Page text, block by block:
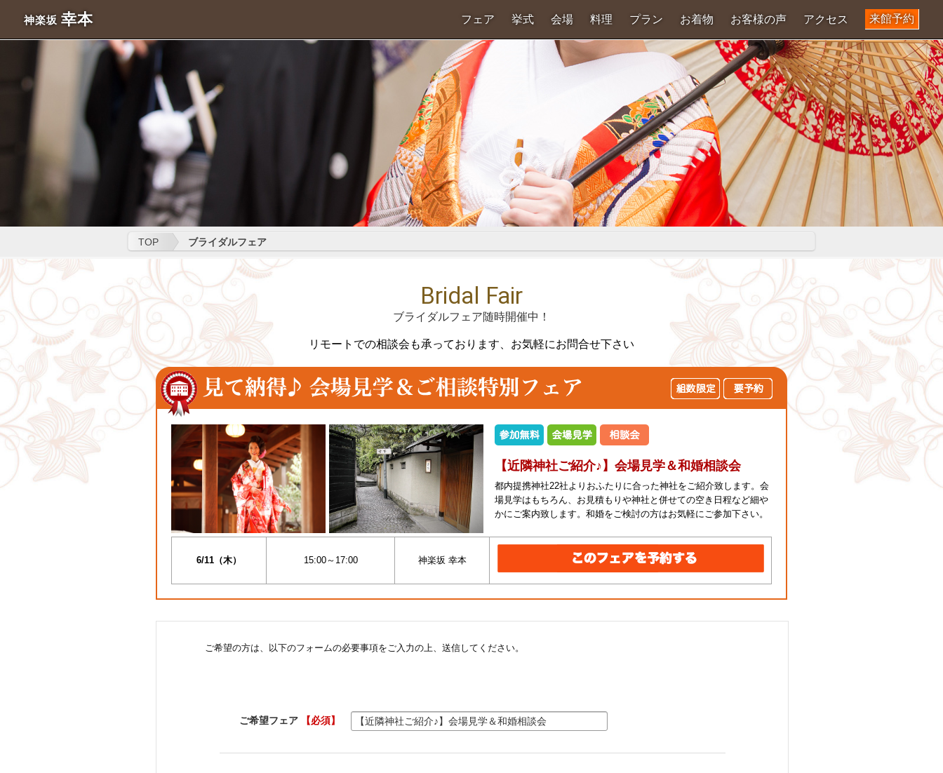
神楽坂 幸本 フェア 挙式 会場 料理 プラン お着物 お客様の声 アクセス 来館予約
TOP ブライダルフェア
Bridal Fair
ブライダルフェア随時開催中！
リモートでの相談会も承っております、 お気軽にお問合せ下さい
【近隣神社ご紹介♪】会場見学＆和婚相談会
都内提携神社22社よりおふたりに合った神社をご紹介致します。会
場見学はもちろん、お見積もりや神社と併せての空き日程など細や
かにご案内致します。和婚をご検討の方はお気軽にご参加下さい。
6/11（木） 15:00～17:00 神楽坂 幸本